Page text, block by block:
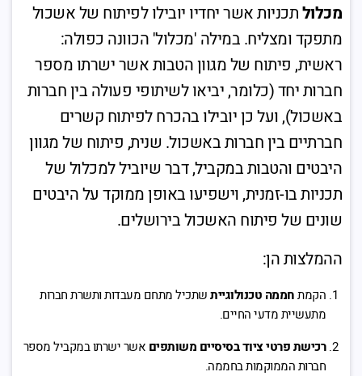
מכלולתכניות אשר יחדיו יובילו לפיתוח של אשכול
מתפקד ומצליח. במילה 'מכלול' הכוונה כפולה:
ראשית, פיתוח של מגוון הטבות אשר ישרתו מספר
חברות יחד (כלומר, יביאו לשיתופי פעולה בין חברות
באשכול), ועל כן יובילו בהכרח לפיתוח קשרים
חברתיים בין חברות באשכול. שנית, פיתוח של מגוון
היבטים והטבות במקביל, דבר שיוביל למכלול של
תכניות בו-זמנית, וישפיעו באופן ממוקד על היבטים
שונים של פיתוח האשכול בירושלים.
ההמלצות הן:
הקמתחממה טכנולוגייתשתכיל מתחם מעבדות ותשרת חברות
מתעשיית מדעי החיים.
רכישת פרטי ציוד בסיסיים משותפים אשר ישרתו במקביל מספר
חברות הממוקמות בחממה.